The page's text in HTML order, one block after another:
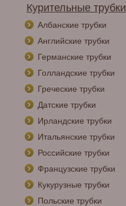
Курительные трубки
Албанские трубки
Английские трубки
Германские трубки
Голландские трубки
Греческие трубки
Датские трубки
Ирландские трубки
Итальянские трубки
Российские трубки
Французские трубки
Кукурузные трубки
Польские трубки